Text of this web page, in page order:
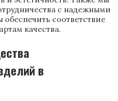
с надежными
соответствие
качества.
в